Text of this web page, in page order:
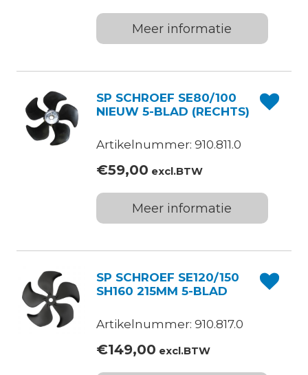
Meer informatie
SP SCHROEF SE80/100
NIEUW 5-BLAD (RECHTS)
Artikelnummer: 910.811.0
€59,00 excl.BTW
Meer informatie
SP SCHROEF SE120/150
SH160 215MM 5-BLAD
Artikelnummer: 910.817.0
€149,00 excl.BTW